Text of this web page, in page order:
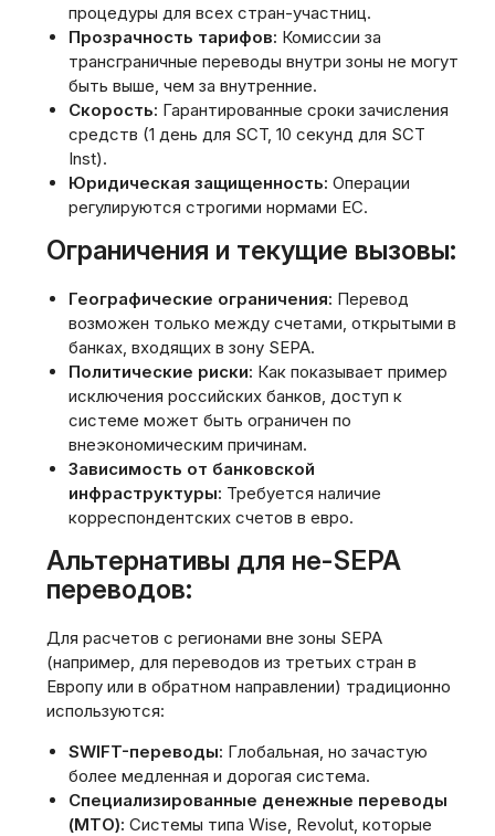
процедуры для всех стран-участниц.
Прозрачность тарифов: Комиссии за
трансграничные переводы внутри зоны не могут
быть выше‚ чем за внутренние.
Скорость: Гарантированные сроки зачисления
средств (1 день для SCT‚ 10 секунд для SCT
Inst).
Юридическая защищенность: Операции
регулируются строгими нормами ЕС.
Ограничения и текущие вызовы:
Географические ограничения: Перевод
возможен только между счетами‚ открытыми в
банках‚ входящих в зону SEPA.
Политические риски: Как показывает пример
исключения российских банков‚ доступ к
системе может быть ограничен по
внеэкономическим причинам.
Зависимость от банковской
инфраструктуры: Требуется наличие
корреспондентских счетов в евро.
Альтернативы для не-SEPA
переводов:
Для расчетов с регионами вне зоны SEPA
(например‚ для переводов из третьих стран в
Европу или в обратном направлении) традиционно
используются:
SWIFT-переводы: Глобальная‚ но зачастую
более медленная и дорогая система.
Специализированные денежные переводы
(MTO): Системы типа Wise‚ Revolut‚ которые